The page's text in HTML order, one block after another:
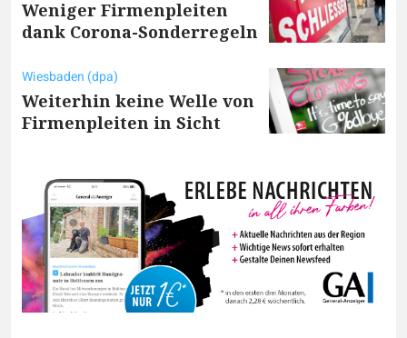
Weniger Firmenpleiten
dank Corona-Sonderregeln
Wiesbaden (dpa)
Weiterhin keine Welle von
Firmenpleiten in Sicht